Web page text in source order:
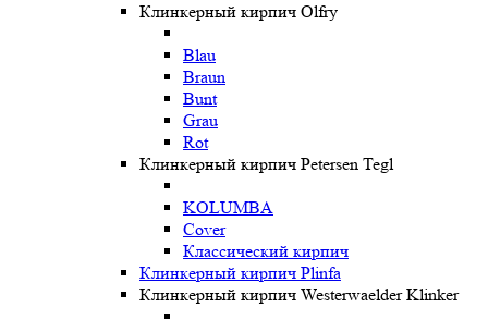
Клинкерный кирпич Olfry
Blau
Braun
Bunt
Grau
Rot
Клинкерный кирпич Petersen Tegl
KOLUMBA
Cover
Классический кирпич
Клинкерный кирпич Plinfa
Клинкерный кирпич Westerwaelder Klinker